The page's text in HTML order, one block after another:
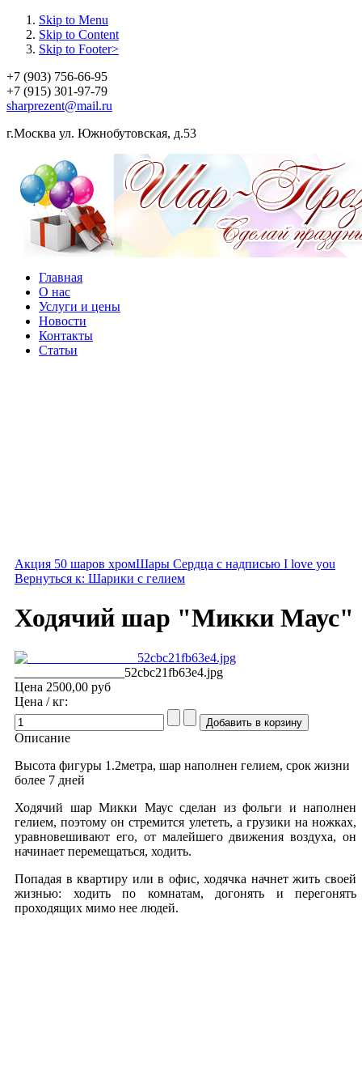
Skip to Menu
Skip to Content
Skip to Footer>
+7 (903) 756-66-95
+7 (915) 301-97-79
sharprezent@mail.ru
г.Москва ул. Южнобутовская, д.53
Главная
О нас
Услуги и цены
Новости
Контакты
Статьи
Акция 50 шаров хромШары Сердца с надписью I love you
Вернуться к: Шарики с гелием
Ходячий шар "Микки Маус"
_________________52cbc21fb63e4.jpg
Цена 2500,00 руб
Цена / кг:
Описание
Высота фигуры 1.2метра, шар наполнен гелием, срок жизни
более 7 дней
Ходячий шар Микки Маус сделан из фольги и наполнен
гелием, поэтому он стремится улететь, а грузики на ножках,
уравновешивают его, от малейшего движения воздуха, он
начинает перемещаться, ходить.
Попадая в квартиру или в офис, ходячка начнет жить своей
жизнью: ходить по комнатам, догонять и перегонять
проходящих мимо нее людей.